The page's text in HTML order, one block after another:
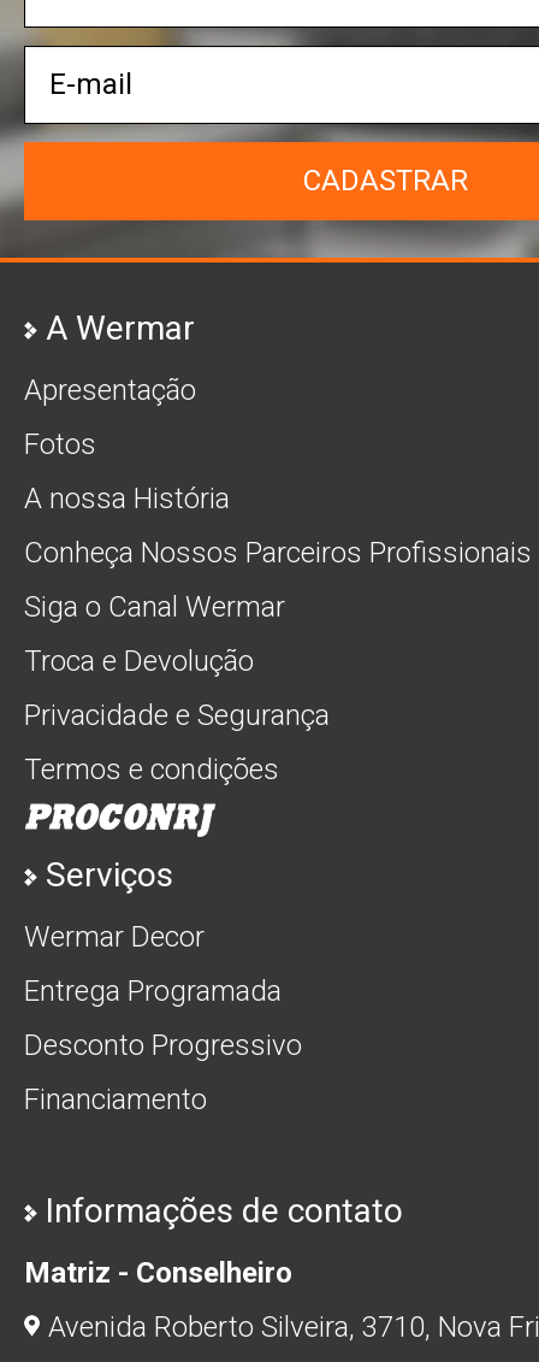
CADASTRAR
A Wermar
Apresentação
Fotos
A nossa História
Conheça Nossos Parceiros Profissionais
Siga o Canal Wermar
Troca e Devolução
Privacidade e Segurança
Termos e condições
Serviços
Wermar Decor
Entrega Programada
Desconto Progressivo
Financiamento
Informações de contato
Matriz - Conselheiro
Avenida Roberto Silveira, 3710, Nova